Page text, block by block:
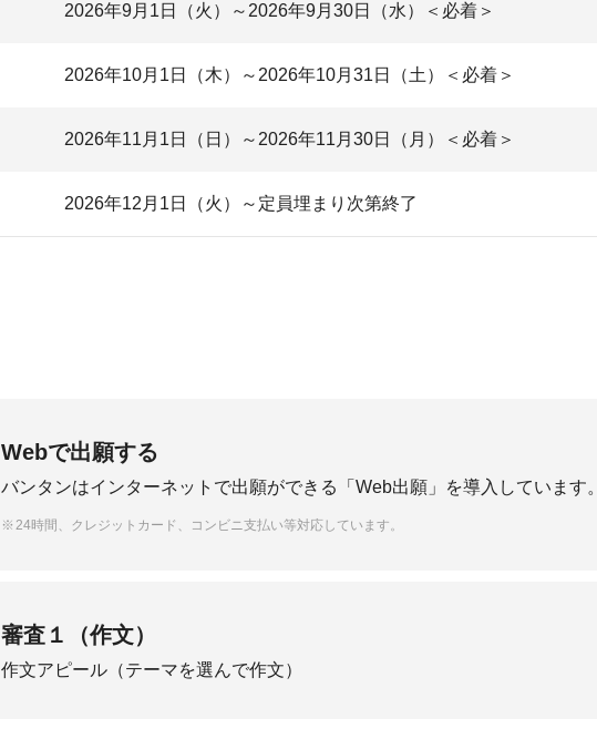
2026年9月1日（火）～2026年9月30日（水）＜必着＞
2026年10月1日（木）～2026年10月31日（土）＜必着＞
2026年11月1日（日）～2026年11月30日（月）＜必着＞
2026年12月1日（火）～定員埋まり次第終了
Webで出願する
バンタンはインターネットで出願ができる 「Web出願」 を導入しています。
24時間、クレジットカード、コンビニ支払い等対応しています。
審査１（作文）
作文アピール（テーマを選んで作文）